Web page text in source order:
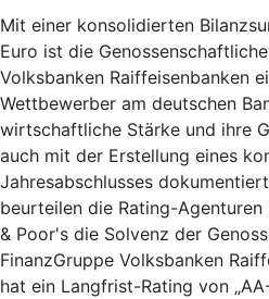
Mit einer konsolidierten
Euro ist die
Volksbanken Raiffeisenbanken
Wettbewerber am deutschen
wirtschaftliche Stärke und ihre
auch mit der Erstellung eines
Jahresabschlusses
beurteilen die Rating-
& Poor's die Solvenz der
FinanzGruppe Volksbanken
hat ein Langfrist-Rating von